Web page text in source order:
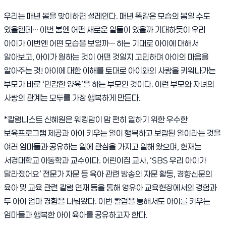
우리는 매년 봄을 맞이하면 설레인다. 매년 똑같은 모습의 봄일 수도
있을텐데… 이번 봄엔 어떤 새로운 일들이 있을까 기대하듯이 우리
아이가 이번엔 어떤 모습을 보일까… 하는 기대로 아이에 대해서
알아보고, 아이가 원하는 것이 어떤 것일지 고민하며 아이의 마음을
알아주는 것! 아이에 대한 이해를 토대로 아이와의 사랑을 키워나가는
부모가 바로 ‘민감한 양육’을 하는 부모인 것이다. 이런 부모와 자녀의
사랑의 관계는 모두를 가장 행복하게 만든다.
*칼럼니스트 신혜원은 워킹맘이 맘 편히 일하기 위한 우수한
보육프로그램 제공과 아이 키우는 일이 행복하고 보람된 일이라는 것을
여러 엄마들과 공유하는 일에 관심을 가지고 일해 왔으며, 현재는
서경대학교 아동학과 교수이다. 어린이집 교사, ‘SBS 우리 아이가
달라졌어요’ 전문가 자문 등 육아 관련 방송의 자문 활동, 경향신문의
육아 및 교육 관련 칼럼 연재 등을 통해 영유아 교육현장에서의 경험과
두 아이 엄마 경험을 나눠왔다. 이번 칼럼을 통해서도 아이를 키우는
엄마들과 행복한 아이 육아를 공유하고자 한다.